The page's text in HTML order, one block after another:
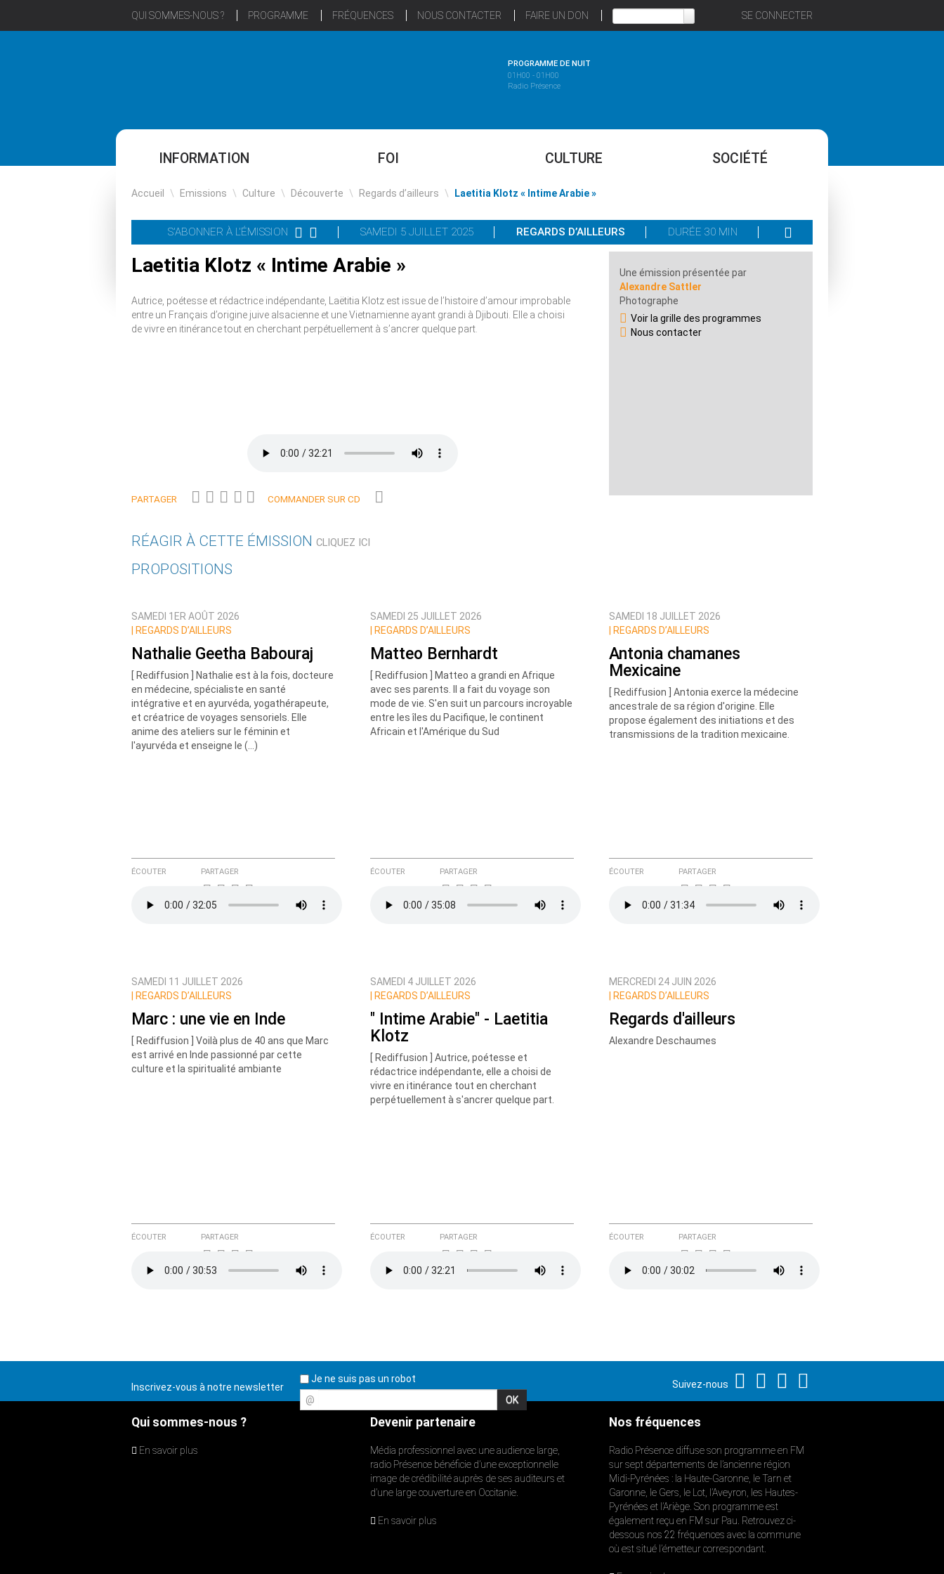
QUI SOMMES-NOUS ? PROGRAMME FRÉQUENCES NOUS CONTACTER FAIRE UN DON SE CONNECTER
PROGRAMME DE NUIT
01H00 - 01H00
Radio Présence
INFORMATION FOI CULTURE SOCIÉTÉ
Accueil \ Emissions \ Culture \ Découverte \ Regards d’ailleurs \ Laetitia Klotz « Intime Arabie »
S'ABONNER À L'ÉMISSION SAMEDI 5 JUILLET 2025 REGARDS D’AILLEURS DURÉE 30 MIN
Laetitia Klotz « Intime Arabie »
Autrice, poétesse et rédactrice indépendante, Laëtitia Klotz est issue de l’histoire d’amour improbable
entre un Français d’origine juive alsacienne et une Vietnamienne ayant grandi à Djibouti. Elle a choisi
de vivre en itinérance tout en cherchant perpétuellement à s’ancrer quelque part.
PARTAGER COMMANDER SUR CD
Une émission présentée par
Alexandre Sattler
Photographe
Voir la grille des programmes
Nous contacter
RÉAGIR À CETTE ÉMISSION CLIQUEZ ICI
Nom
Courriel (non publié)
Ajoutez votre commentaire ici
Prévenez-moi de tous les nouveaux commentaires de cette discussion par email
PROPOSITIONS
SAMEDI 1ER AOÛT 2026
REGARDS D’AILLEURS
Nathalie Geetha Babouraj
[ Rediffusion ] Nathalie est à la fois, docteure
en médecine, spécialiste en santé
intégrative et en ayurvéda, yogathérapeute,
et créatrice de voyages sensoriels. Elle
anime des ateliers sur le féminin et
l'ayurvéda et enseigne le (…)
ÉCOUTER PARTAGER
SAMEDI 25 JUILLET 2026
REGARDS D’AILLEURS
Matteo Bernhardt
[ Rediffusion ] Matteo a grandi en Afrique
avec ses parents. Il a fait du voyage son
mode de vie. S'en suit un parcours incroyable
entre les îles du Pacifique, le continent
Africain et l'Amérique du Sud
ÉCOUTER PARTAGER
SAMEDI 18 JUILLET 2026
REGARDS D’AILLEURS
Antonia chamanes
Mexicaine
[ Rediffusion ] Antonia exerce la médecine
ancestrale de sa région d'origine. Elle
propose également des initiations et des
transmissions de la tradition mexicaine.
ÉCOUTER PARTAGER
SAMEDI 11 JUILLET 2026
REGARDS D’AILLEURS
Marc : une vie en Inde
[ Rediffusion ] Voilà plus de 40 ans que Marc
est arrivé en Inde passionné par cette
culture et la spiritualité ambiante
ÉCOUTER PARTAGER
SAMEDI 4 JUILLET 2026
REGARDS D’AILLEURS
" Intime Arabie" - Laetitia
Klotz
[ Rediffusion ] Autrice, poétesse et
rédactrice indépendante, elle a choisi de
vivre en itinérance tout en cherchant
perpétuellement à s'ancrer quelque part.
ÉCOUTER PARTAGER
MERCREDI 24 JUIN 2026
REGARDS D’AILLEURS
Regards d'ailleurs
Alexandre Deschaumes
ÉCOUTER PARTAGER
Inscrivez-vous à notre newsletter
Je ne suis pas un robot
@
Suivez-nous
Qui sommes-nous ?
En savoir plus
Devenir partenaire
Média professionnel avec une audience large,
radio Présence bénéficie d’une exceptionnelle
image de crédibilité auprès de ses auditeurs et
d’une large couverture en Occitanie.
En savoir plus
Nos fréquences
Radio Présence diffuse son programme en FM
sur sept départements de l’ancienne région
Midi-Pyrénées : la Haute-Garonne, le Tarn et
Garonne, le Gers, le Lot, l’Aveyron, les Hautes-
Pyrénées et l’Ariège. Son programme est
également reçu en FM sur Pau. Retrouvez ci-
dessous nos 22 fréquences avec la commune
où est situé l’émetteur correspondant.